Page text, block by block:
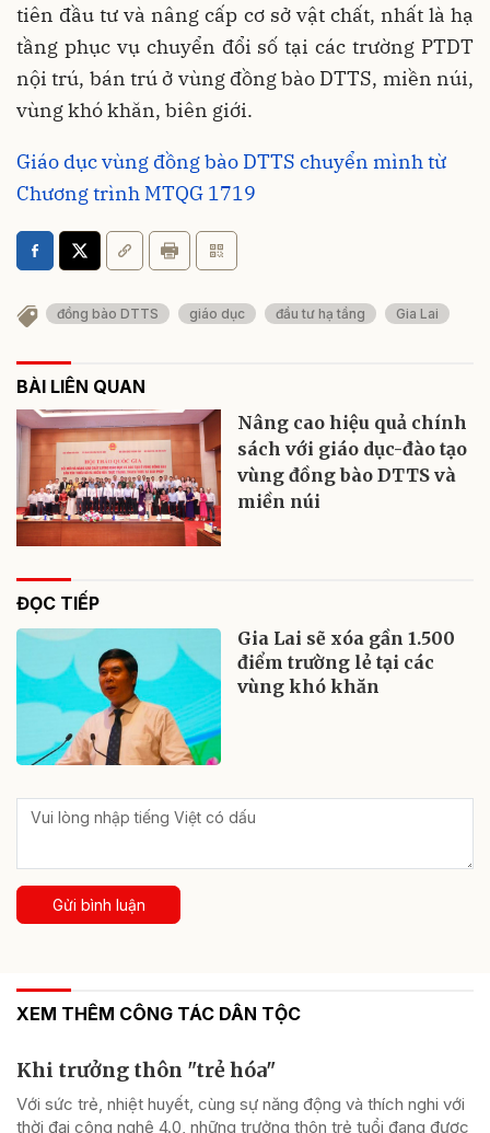
tiên đầu tư và nâng cấp cơ sở vật chất, nhất là hạ
tầng phục vụ chuyển đổi số tại các trường PTDT
nội trú, bán trú ở vùng đồng bào DTTS, miền núi,
vùng khó khăn, biên giới.
Giáo dục vùng đồng bào DTTS chuyển mình từ
Chương trình MTQG 1719
đồng bào DTTS giáo dục đầu tư hạ tầng Gia Lai
BÀI LIÊN QUAN
Nâng cao hiệu quả chính
sách với giáo dục-đào tạo
vùng đồng bào DTTS và
miền núi
ĐỌC TIẾP
Gia Lai sẽ xóa gần 1.500
điểm trường lẻ tại các
vùng khó khăn
Gửi bình luận
XEM THÊM CÔNG TÁC DÂN TỘC
Khi trưởng thôn "trẻ hóa"
Với sức trẻ, nhiệt huyết, cùng sự năng động và thích nghi với
thời đại công nghệ 4.0, những trưởng thôn trẻ tuổi đang được